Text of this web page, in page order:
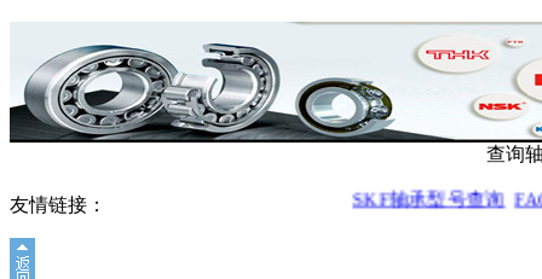
查询
友情链接： SKF轴承型号查询